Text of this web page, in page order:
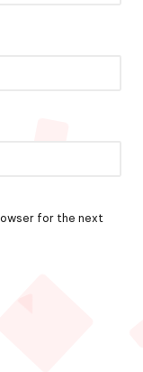
for the next